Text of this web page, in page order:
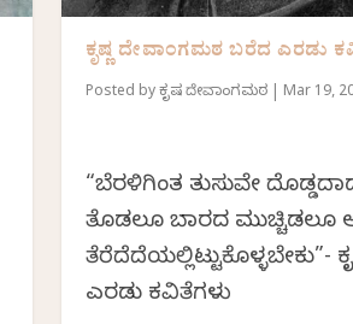
ಕೃಷ್ಣ ದೇವಾಂಗಮಠ ಬರೆದ ಎರಡು
Posted byಕೃಷ್ಣ ದೇವಾಂಗಮಠ| Mar 19,
“ಬೆರಳಿಗಿಂತ ತುಸುವೇ
ತೊಡಲೂ ಬಾರದ ಮುಚ್ಚಿಡಲೂ
ತೆರೆದೆದೆಯಲ್ಲಿಟ್ಟುಕೊಳ್ಳಬೇಕು”-
ಎರಡು ಕವಿತೆಗಳು